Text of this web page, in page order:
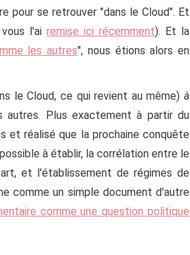
pour se retrouver "dans le Cloud". Et
vous l'airemise ici récemment). Et la
les autres", nous étions alors en
le Cloud, ce qui revient au même) à
autres. Plus exactement à partir du
et réalisé que la prochaine conquête
à établir, la corrélation entre le
et l'établissement de régimes de
comme un simple document d'autre
comme une question politique